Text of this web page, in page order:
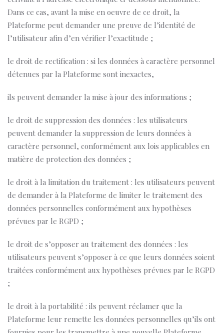
Dans ce cas, avant la mise en oeuvre de ce droit, la
Plateforme peut demander une preuve de l’identité de
l’utilisateur afin d’en vérifier l’exactitude ;
le droit de rectification : si les données à caractère personnel
détenues par la Plateforme sont inexactes,
ils peuvent demander la mise à jour des informations ;
le droit de suppression des données : les utilisateurs
peuvent demander la suppression de leurs données à
caractère personnel, conformément aux lois applicables en
matière de protection des données ;
le droit à la limitation du traitement : les utilisateurs peuvent
de demander à la Plateforme de limiter le traitement des
données personnelles conformément aux hypothèses
prévues par le RGPD ;
le droit de s’opposer au traitement des données : les
utilisateurs peuvent s’opposer à ce que leurs données soient
traitées conformément aux hypothèses prévues par le RGPD
;
le droit à la portabilité : ils peuvent réclamer que la
Plateforme leur remette les données personnelles qu’ils ont